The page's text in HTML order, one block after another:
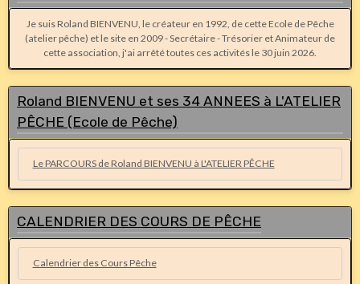
Je suis Roland BIENVENU, le créateur en 1992, de cette Ecole de Pêche
(atelier pêche) et le site en 2009 - Secrétaire - Trésorier et Animateur de
cette association, j'ai arrêté toutes ces activités le 30 juin 2026.
Roland BIENVENU et ses 34 ANNEES à L'ATELIER
PÊCHE (Ecole de Pêche)
Le PARCOURS de Roland BIENVENU à L'ATELIER PÊCHE
CALENDRIER DES COURS DE PÊCHE
Calendrier des Cours Pêche